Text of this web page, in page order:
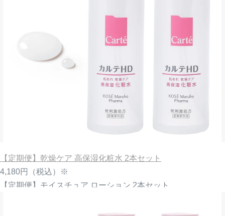
【定期便】乾燥ケア 高保湿化粧水 2本セット
4,180円
（税込）※
【定期便】モイスチュア ローション 2本セット